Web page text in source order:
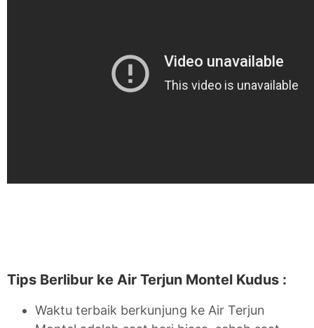
Tips Berlibur ke Air Terjun Montel Kudus :
Waktu terbaik berkunjung ke Air Terjun